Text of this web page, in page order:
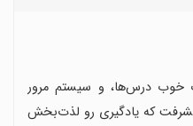
خوب درس‌ها، و سیستم مرور
که یادگیری رو لذت‌بخش